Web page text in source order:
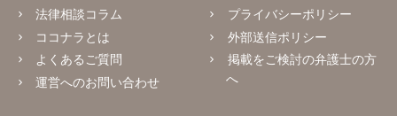
法律相談コラム
ココナラとは
よくあるご質問
運営へのお問い合わせ
プライバシーポリシー
外部送信ポリシー
掲載をご検討の弁護士の方
へ